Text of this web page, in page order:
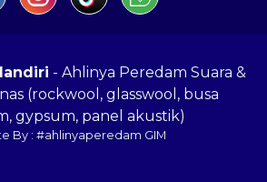
- Ahlinya Peredam Suara &
(rockwool, glasswool, busa
gypsum, panel akustik)
By : #ahlinyaperedam GIM